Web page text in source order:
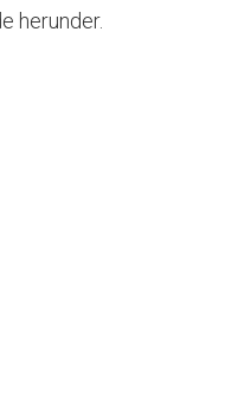
herunder.